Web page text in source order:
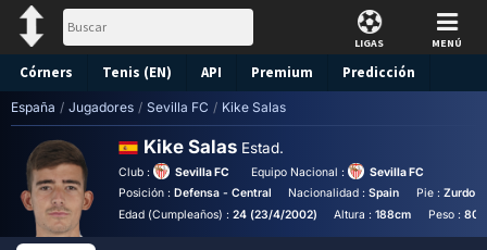
LIGAS MENÚ
Córners Tenis (EN) API Premium Predicción
España / Jugadores / Sevilla FC / Kike Salas
Kike Salas Estad.
Club : Sevilla FC Equipo Nacional :
Sevilla FC
Posición : Defensa - Central Nacionalidad :Spain Pie : Zurdo
Edad (Cumpleaños) : 24 (23/4/2002) Altura :188cm Peso :